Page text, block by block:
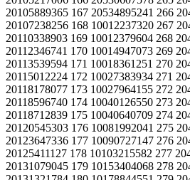
20105889365 167 20534895241 266
20107238256 168 10012237320 267
20110338903 169 10012379604 268
20112346741 170 10014947073 269
20113539594 171 10018361251 270
20115012224 172 10027383934 271
20118178077 173 10027964155 272
20118596740 174 10040126550 273
20118712839 175 10040640709 274
20120545303 176 10081992041 275
20123647336 177 10090727147 276
20125411127 178 10103215582 277
20131079045 179 10153404068 278